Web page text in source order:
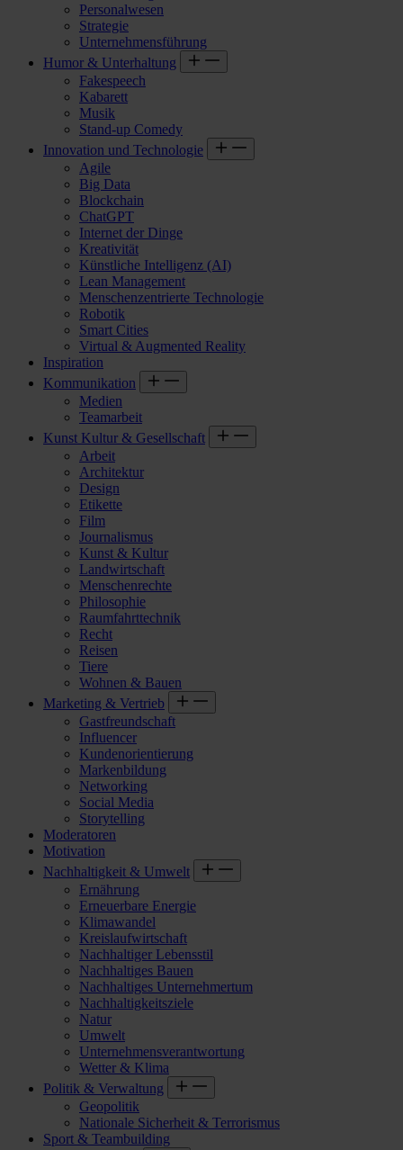
Personalwesen
Strategie
Unternehmensführung
Humor & Unterhaltung
Fakespeech
Kabarett
Musik
Stand-up Comedy
Innovation und Technologie
Agile
Big Data
Blockchain
ChatGPT
Internet der Dinge
Kreativität
Künstliche Intelligenz (AI)
Lean Management
Menschenzentrierte Technologie
Robotik
Smart Cities
Virtual & Augmented Reality
Inspiration
Kommunikation
Medien
Teamarbeit
Kunst Kultur & Gesellschaft
Arbeit
Architektur
Design
Etikette
Film
Journalismus
Kunst & Kultur
Landwirtschaft
Menschenrechte
Philosophie
Raumfahrttechnik
Recht
Reisen
Tiere
Wohnen & Bauen
Marketing & Vertrieb
Gastfreundschaft
Influencer
Kundenorientierung
Markenbildung
Networking
Social Media
Storytelling
Moderatoren
Motivation
Nachhaltigkeit & Umwelt
Ernährung
Erneuerbare Energie
Klimawandel
Kreislaufwirtschaft
Nachhaltiger Lebensstil
Nachhaltiges Bauen
Nachhaltiges Unternehmertum
Nachhaltigkeitsziele
Natur
Umwelt
Unternehmensverantwortung
Wetter & Klima
Politik & Verwaltung
Geopolitik
Nationale Sicherheit & Terrorismus
Sport & Teambuilding